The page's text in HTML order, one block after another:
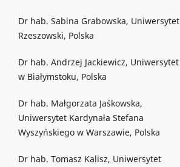
Dr hab. Sabina Grabowska, Uniwersytet
Rzeszowski, Polska
Dr hab. Andrzej Jackiewicz, Uniwersytet
w Białymstoku, Polska
Dr hab. Małgorzata Jaśkowska,
Uniwersytet Kardynała Stefana
Wyszyńskiego w Warszawie, Polska
Dr hab. Tomasz Kalisz, Uniwersytet